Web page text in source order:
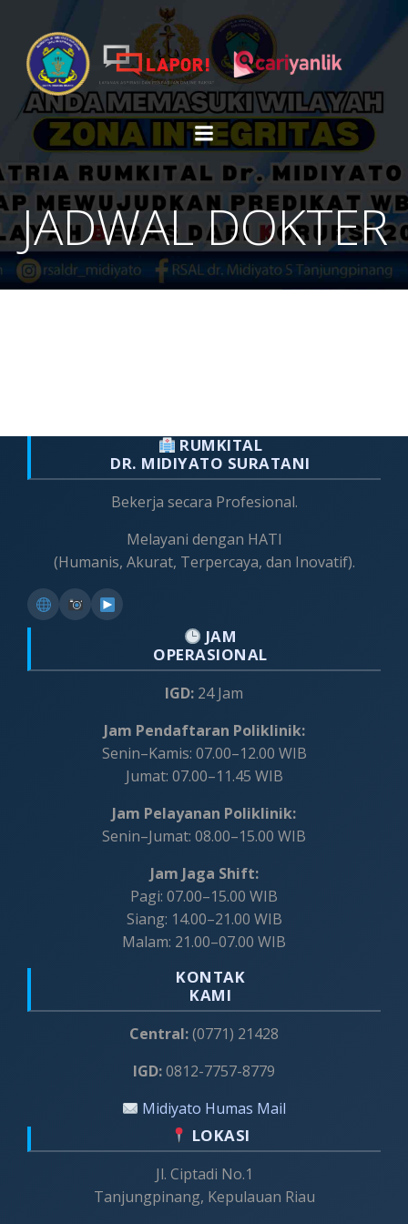
to
content
JADWAL DOKTER
RUMKITAL
DR. MIDIYATO SURATANI
Bekerja secara Profesional.
Melayani dengan HATI
(Humanis, Akurat, Terpercaya, dan Inovatif).
JAM
OPERASIONAL
IGD: 24 Jam
Jam Pendaftaran Poliklinik:
Senin–Kamis: 07.00–12.00 WIB
Jumat: 07.00–11.45 WIB
Jam Pelayanan Poliklinik:
Senin–Jumat: 08.00–15.00 WIB
Jam Jaga Shift:
Pagi: 07.00–15.00 WIB
Siang: 14.00–21.00 WIB
Malam: 21.00–07.00 WIB
KONTAK
KAMI
Central:(0771) 21428
IGD:0812-7757-8779
Midiyato Humas Mail
LOKASI
Jl. Ciptadi No.1
Tanjungpinang, Kepulauan Riau